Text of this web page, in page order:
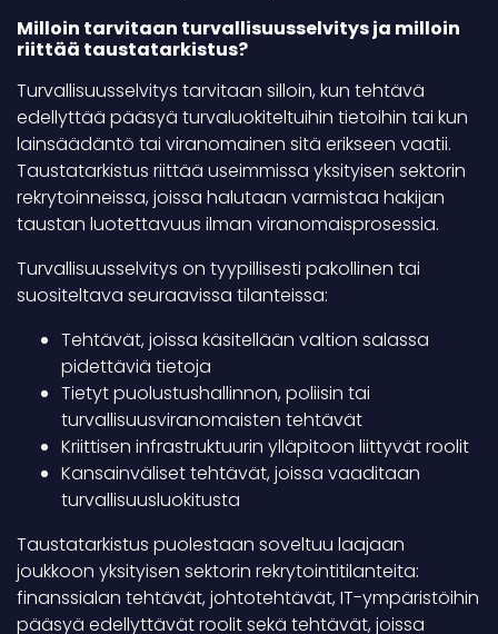
Milloin tarvitaan turvallisuusselvitys ja milloin
riittää taustatarkistus?
Turvallisuusselvitys tarvitaan silloin, kun tehtävä
edellyttää pääsyä turvaluokiteltuihin tietoihin tai kun
lainsäädäntö tai viranomainen sitä erikseen vaatii.
Taustatarkistus riittää useimmissa yksityisen sektorin
rekrytoinneissa, joissa halutaan varmistaa hakijan
taustan luotettavuus ilman viranomaisprosessia.
Turvallisuusselvitys on tyypillisesti pakollinen tai
suositeltava seuraavissa tilanteissa:
Tehtävät, joissa käsitellään valtion salassa
pidettäviä tietoja
Tietyt puolustushallinnon, poliisin tai
turvallisuusviranomaisten tehtävät
Kriittisen infrastruktuurin ylläpitoon liittyvät roolit
Kansainväliset tehtävät, joissa vaaditaan
turvallisuusluokitusta
Taustatarkistus puolestaan soveltuu laajaan
joukkoon yksityisen sektorin rekrytointitilanteita:
finanssialan tehtävät, johtotehtävät, IT-ympäristöihin
pääsyä edellyttävät roolit sekä tehtävät, joissa